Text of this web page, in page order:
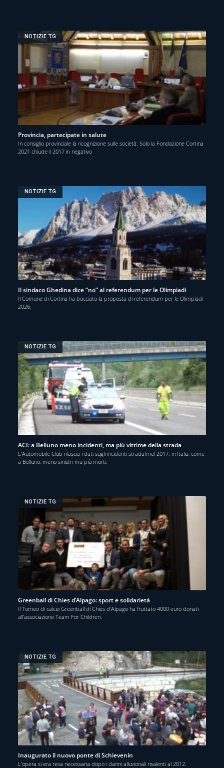
NOTIZIE TG
Provincia, partecipate in salute
In consiglio provinciale la ricognizione sulle società. Solo la Fondazione Cortina
2021 chiude il 2017 in negativo
NOTIZIE TG
Il sindaco Ghedina dice “no” al referendum per le Olimpiadi
Il Comune di Cortina ha bocciato la proposta di referendum per le Olimpiadi
2026.
NOTIZIE TG
ACI: a Belluno meno incidenti, ma più vittime della strada
L’Automobile Club rilascia i dati sugli incidenti stradali nel 2017: in Italia, come
a Belluno, meno sinistri ma più morti.
NOTIZIE TG
Greenball di Chies d’Alpago: sport e solidarietà
Il Torneo di calcio Greenball di Chies d’Alpago ha fruttato 4000 euro donati
all’associazione Team For Children.
NOTIZIE TG
Inaugurato il nuovo ponte di Schievenin
L’opera si era resa necessaria dopo i danni alluvionali risalenti al 2012.